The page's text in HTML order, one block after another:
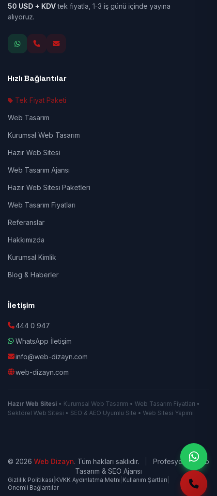
50 USD + KDVtek fiyatla, 1-3 iş günü içinde yayına
alıyoruz.
Hızlı Bağlantılar
Tek Fiyat Paketi
Web Tasarım
Kurumsal Web Tasarım
Hazır Web Sitesi
Web Tasarım Ajansı
Hazır Web Sitesi Paketleri
Web Tasarım Fiyatları
Referanslar
Hakkımızda
Kurumsal Kimlik
Blog & Haberler
İletişim
444 0 947
WhatsApp İletişim
info@web-dizayn.com
web-dizayn.com
Hazır Web Sitesi • Kurumsal Web Tasarım • Web Tasarım Fiyatları •
Sektörel Web Sitesi • SEO & AEO Uyumlu Site • Web Sitesi Yapımı
© 2026 Web Dizayn. Tüm hakları saklıdır.
Profesyonel Web
Tasarım & SEO Ajansı
Gizlilik Politikası KVKK Aydınlatma Metni Kullanım Şartları
Önemli Bağlantılar